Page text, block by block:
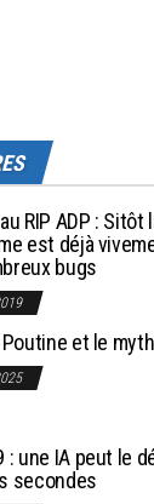
RIP ADP : Sitôt
est déjà
bugs
et le
: une IA peut le
secondes